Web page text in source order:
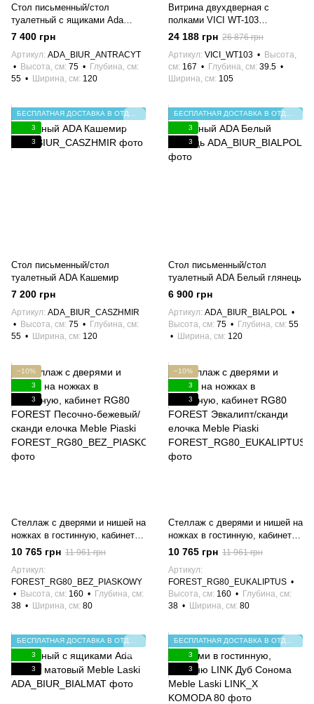
Стол письменный/стол
туалетный с ящиками Ada
Антрацит Meble Laski
7 400 грн
Артикул ADA_BIUR_ANTRACYT
Высота, см 75
Глубина, см
55
Ширина, см 120
Витрина двухдверная с
полками VICI WT-103
(кашемир/орех)
24 188 грн 26 876 грн
Артикул VICI_WT103
Высота,
см 167 Глубина, см 39.5
Ширина, см 105
3
3
Стол письменный/стол
туалетный ADA Кашемир
7 200 грн
Артикул ADA_BIUR_CASZHMIR
Высота, см 75
Глубина, см
55
Ширина, см 120
3
3
Стол письменный/стол
туалетный ADA Белый глянець
6 900 грн
Артикул ADA_BIUR_BIALPOL
Высота, см 75 Глубина, см 55
Ширина, см 120
−10%
3
3
Стеллаж с дверями и нишей на
ножках в гостинную, кабинет
RG80 FOREST Песочно-
бежевый/сканди елочка Meble
Piaski
10 765 грн 11 961 грн
Артикул
FOREST_RG80_BEZ_PIASKOWY
Высота, см 160
Глубина, см
38
Ширина, см 80
−10%
3
3
Стеллаж с дверями и нишей на
ножках в гостинную, кабинет
RG80 FOREST Эвкалипт/
сканди елочка Meble Piaski
10 765 грн 11 961 грн
Артикул
FOREST_RG80_EUKALIPTUS
Высота, см 160
Глубина, см
38
Ширина, см 80
3
3
3
3